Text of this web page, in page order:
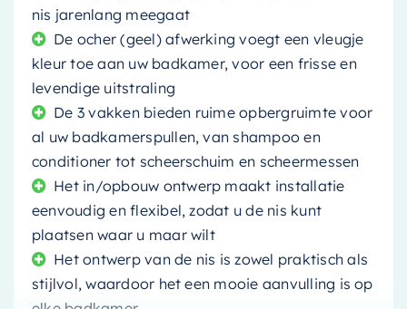
nis jarenlang meegaat
De ocher (geel) afwerking voegt een vleugje
kleur toe aan uw badkamer, voor een frisse en
levendige uitstraling
De 3 vakken bieden ruime opbergruimte voor
al uw badkamerspullen, van shampoo en
conditioner tot scheerschuim en scheermessen
Het in/opbouw ontwerp maakt installatie
eenvoudig en flexibel, zodat u de nis kunt
plaatsen waar u maar wilt
Het ontwerp van de nis is zowel praktisch als
stijlvol, waardoor het een mooie aanvulling is op